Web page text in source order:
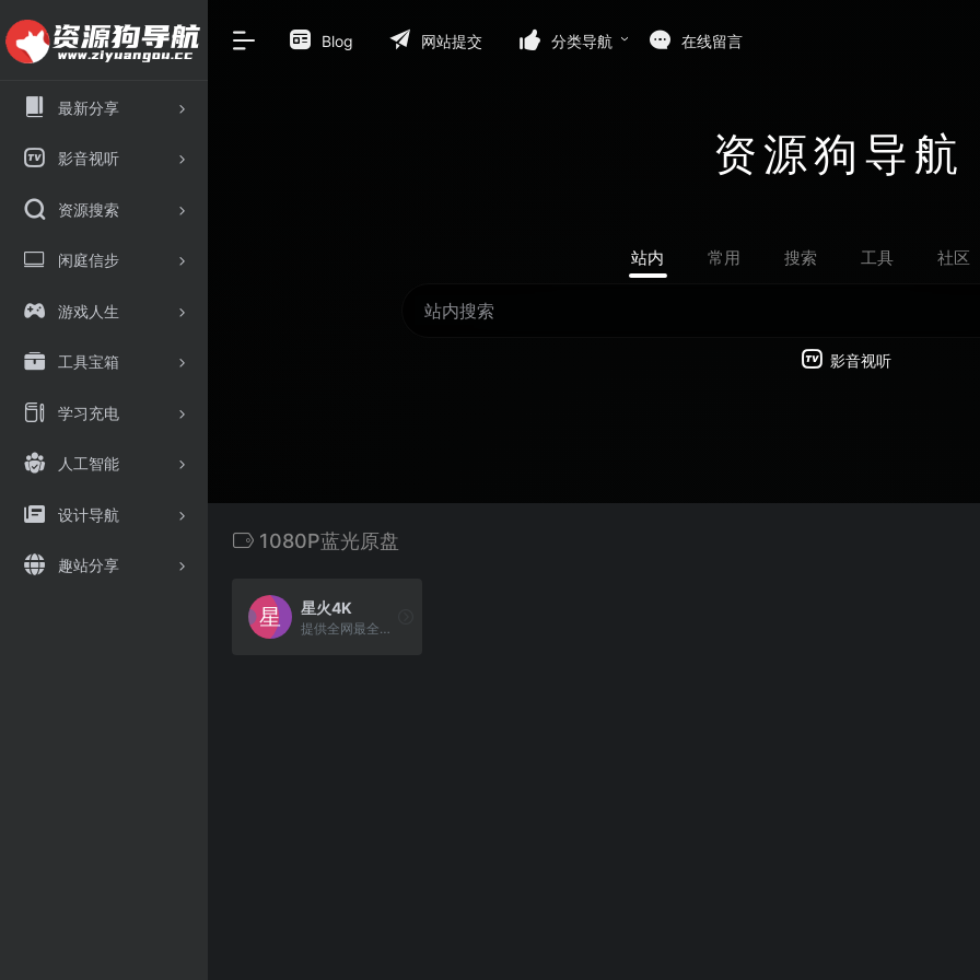
最新分享
影音视听
资源搜索
闲庭信步
游戏人生
工具宝箱
学习充电
人工智能
设计导航
趣站分享
Blog 网站提交 分类导航 在线留言
资源狗导航
站内 常用 搜索 工具 社区
影音视听
1080P蓝光原盘
星火4K
提供全网最全面、质量最高、版本最丰富的4K蓝光原盘、4K Web以及1080P蓝光原盘影视资源